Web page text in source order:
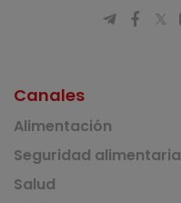
Canales
Alimentación
Seguridad alimentaria
Salud